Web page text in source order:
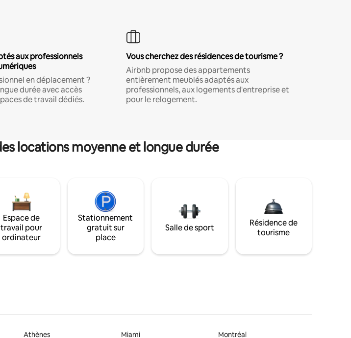
aux professionnels
en déplacement ?
durée avec accès
de travail dédiés.
Vous cherchez des résidences de tourisme ?
Airbnb propose des appartements
entièrement meublés adaptés aux
professionnels, aux logements d'entreprise et
pour le relogement.
locations moyenne et longue durée
Espace de
travail pour
ordinateur
Stationnement
gratuit sur
place
Salle de sport
Résidence de
tourisme
Athènes Miami Montréal